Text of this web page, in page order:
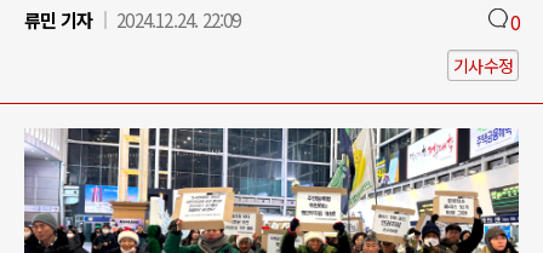
류민 기자
2024.12.24. 22:09 0
기사수정